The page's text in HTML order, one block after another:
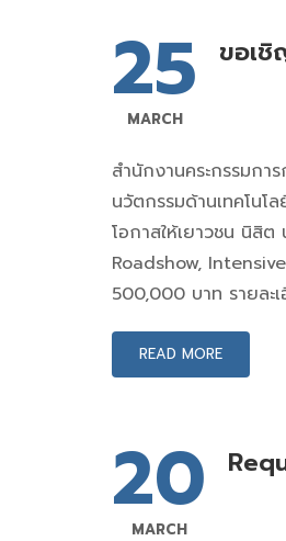
25
MARCH
ขอเชิ
สำนักงานคระกรรมกา
นวัตกรรมด้านเทคโนโ
โอกาสให้เยาวชน นิสิ
Roadshow,
500,000 บาท รายล
READ MORE
20
MARCH